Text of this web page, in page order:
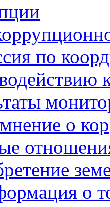
по
о
о